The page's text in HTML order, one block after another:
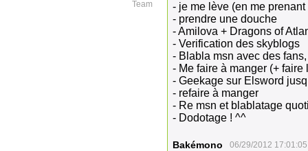
Team
- je me lève (en me
- prendre une douche
- Amilova + Dragons of
- Verification des skyblogs
- Blabla msn avec des
- Me faire à manger (+ faire
- Geekage sur Elsword
- refaire à manger
- Re msn et blablatage
- Dodotage ! ^^
Bakémono 06/29/2012 17:01:05